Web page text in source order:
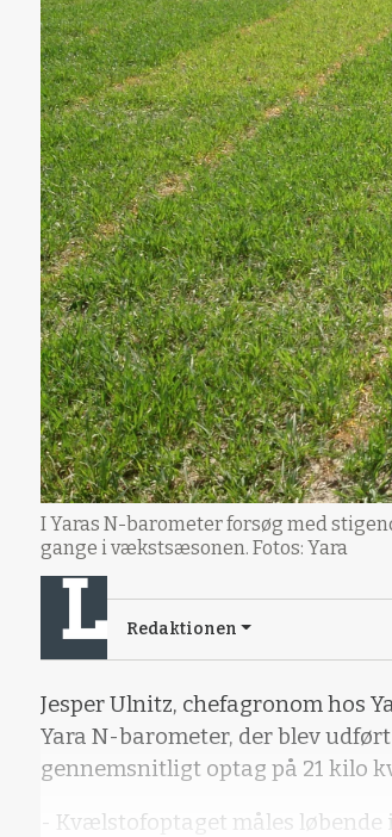
I Yaras N-barometer forsøg med
gange i vækstsæsonen. Fotos: Yara
Redaktionen
Jesper Ulnitz, chefagronom hos
Yara N-barometer, der blev
gennemsnitligt optag på 21 kilo
- Kvælstofoptaget måles